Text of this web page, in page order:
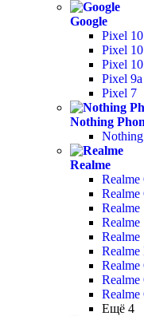
Google
Pixel
Pixel
Pixel 10
Pixel 9a
Pixel 7
Nothing
Nothing
Realme
Realme
Realme
Realme
Realme
Realme
Realme
Ещё 4